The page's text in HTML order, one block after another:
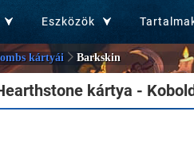
Eszközök
kártyái Barkskin
kártya -